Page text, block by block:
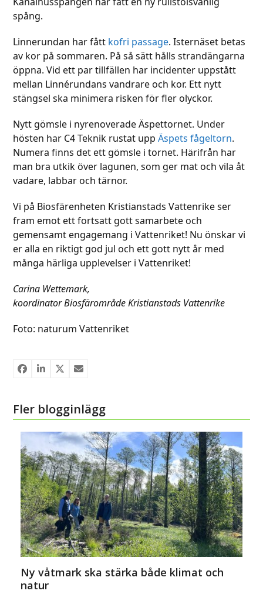
spång.
Linnerundan har fått kofri passage. Isternäset betas
av kor på sommaren. På så sätt hålls strandängarna
öppna. Vid ett par tillfällen har incidenter uppstått
mellan Linnérundans vandrare och kor. Ett nytt
stängsel ska minimera risken för fler olyckor.
Nytt gömsle i nyrenoverade Äspettornet. Under
hösten har C4 Teknik rustat uppÄspets fågeltorn.
Numera finns det ett gömsle i tornet. Härifrån har
man bra utkik över lagunen, som ger mat och vila åt
vadare, labbar och tärnor.
Vi på Biosfärenheten Kristianstads Vattenrike ser
fram emot ett fortsatt gott samarbete och
gemensamt engagemang i Vattenriket! Nu önskar vi
er alla en riktigt god jul och ett gott nytt år med
många härliga upplevelser i Vattenriket!
Carina Wettemark,
koordinator Biosfärområde Kristianstads Vattenrike
Foto: naturum Vattenriket
Fler blogginlägg
Ny våtmark ska stärka både klimat och
natur